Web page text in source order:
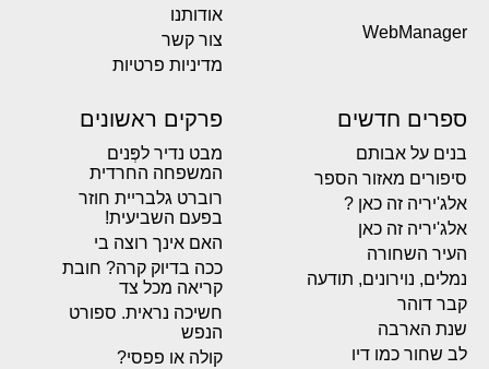
WebManager
אודותנו
צור קשר
מדיניות פרטיות
ספרים חדשים
בנים על אבותם
סיפורים מאזור הספר
אלג'יריה זה כאן ?
אלג'יריה זה כאן
העיר השחורה
נמלים, נוירונים, תודעה
קבר דוהר
שנת הארבה
לב שחור כמו דיו
פרקים ראשונים
מבט נדיר לפְּנים
המשפחה החרדית
רוברט גלבריית חוזר
בפעם השביעית!
האם אינך רוצה בי
ככה בדיוק קרה? חובת
קריאה מכל צד
חשיכה נראית. ספורט
הנפש
קולה או פפסי?